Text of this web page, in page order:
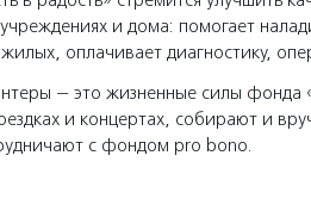
и дома: помогает
оплачивает диагностику,
— это жизненные силы фонда
и концертах, собирают и
с фондом pro bono.